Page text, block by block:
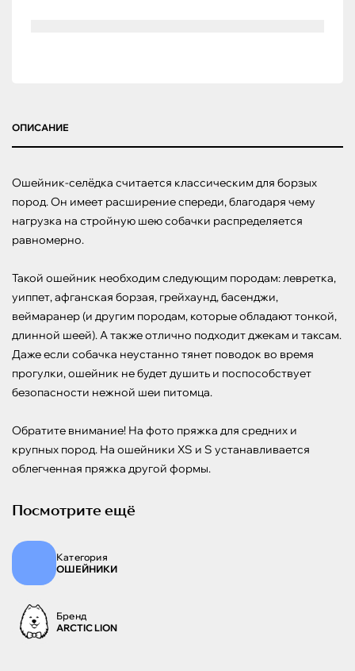
ОПИСАНИЕ
Ошейник-селёдка считается классическим для борзых
пород. Он имеет расширение спереди, благодаря чему
нагрузка на стройную шею собачки распределяется
равномерно.
Такой ошейник необходим следующим породам: левретка,
уиппет, афганская борзая, грейхаунд, басенджи,
веймаранер (и другим породам, которые обладают тонкой,
длинной шеей). А также отлично подходит джекам и таксам.
Даже если собачка неустанно тянет поводок во время
прогулки, ошейник не будет душить и поспособствует
безопасности нежной шеи питомца.
Обратите внимание! На фото пряжка для средних и
крупных пород. На ошейники XS и S устанавливается
облегченная пряжка другой формы.
Посмотрите ещё
Категория
ОШЕЙНИКИ
Бренд
ARCTIC LION